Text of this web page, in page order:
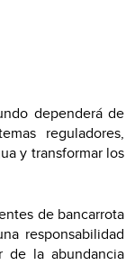
dependerá de
reguladores,
y transformar los
de bancarrota
responsabilidad
de la abundancia